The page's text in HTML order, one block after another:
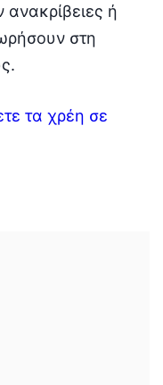
ή
στη
τα χρέη σε